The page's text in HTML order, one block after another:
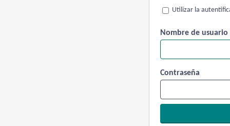
Utilizar la
Nombre de usuario
Contraseña